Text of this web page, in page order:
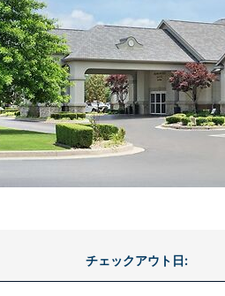
チェックアウト日: